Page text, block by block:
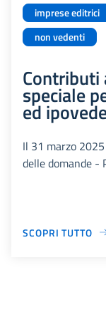
imprese editrici
non vedenti
speciale
ed
Il 31 marzo
delle domande -
SCOPRI TUTTO